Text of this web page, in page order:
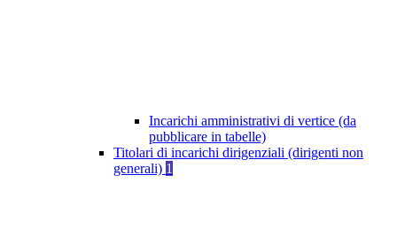
Incarichi amministrativi di vertice (da
pubblicare in tabelle)
Titolari di incarichi dirigenziali (dirigenti non
generali) 1